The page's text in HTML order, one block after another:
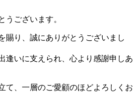
うございます。
賜り、誠にありがとうございまし
逢いに支えられ、心より感謝申しあ
て、一層のご愛顧のほどよろしくお